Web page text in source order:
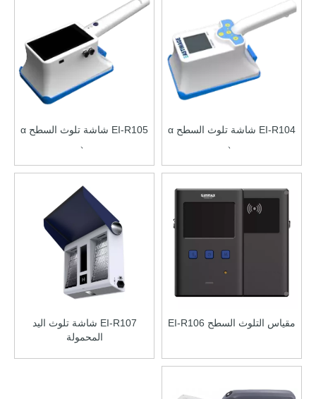
EI-R104 شاشة تلوث السطح α
EI-R105 شاشة تلوث السطح α
مقياس التلوث السطح EI-R106
EI-R107 شاشة تلوث اليد
المحمولة